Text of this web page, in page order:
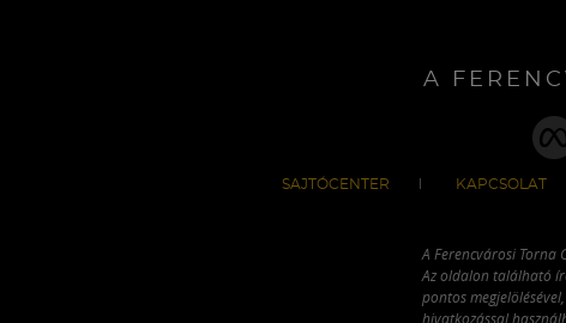
A
SAJTÓCENTER KAPCSOLAT
A Ferencvárosi
Az oldalon található
pontos
hivatkozással